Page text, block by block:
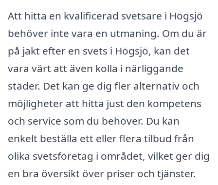
Att hitta en kvalificerad svetsare i Högsjö
behöver inte vara en utmaning. Om du är
på jakt efter en svets i Högsjö, kan det
vara värt att även kolla i närliggande
städer. Det kan ge dig fler alternativ och
möjligheter att hitta just den kompetens
och service som du behöver. Du kan
enkelt beställa ett eller flera tilbud från
olika svetsföretag i området, vilket ger dig
en bra översikt över priser och tjänster.